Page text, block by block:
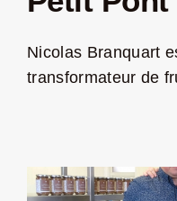
Nicolas Branquart
transformateur de